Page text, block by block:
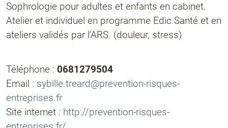
Sophrologie pour adultes et enfants en cabinet.
Atelier et individuel en programme Edic Santé et en
ateliers validés par l’ARS. (douleur, stress)
Téléphone : 0681279504
Email : sybille.treard@prevention-risques-
entreprises.fr
Site internet : http://prevention-risques-